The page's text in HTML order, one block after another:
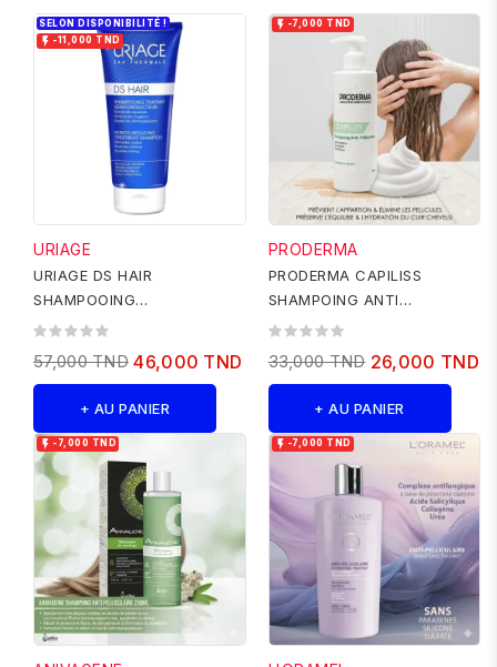
SELON DISPONIBILITÉ !
 -11,000 TND
URIAGE
URIAGE DS HAIR
SHAMPOOING
KERATOREDUCTEUR 150ML
57,000 TND 46,000 TND
+ AU PANIER
 -7,000 TND
PRODERMA
PRODERMA CAPILISS
SHAMPOING ANTI
PELLICULAIRE 250 ML
33,000 TND 26,000 TND
+ AU PANIER
 -7,000 TND  -7,000 TND